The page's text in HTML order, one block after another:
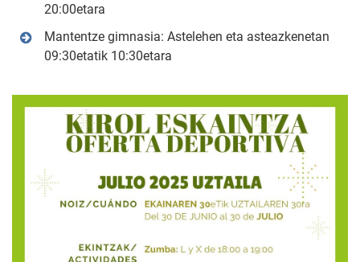
20:00etara
Mantentze gimnasia: Astelehen eta asteazkenetan
09:30etatik 10:30etara